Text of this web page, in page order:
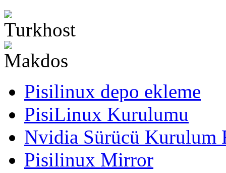
Pisilinux depo ekleme
PisiLinux Kurulumu
Nvidia Sürücü Kurulum
Pisilinux Mirror